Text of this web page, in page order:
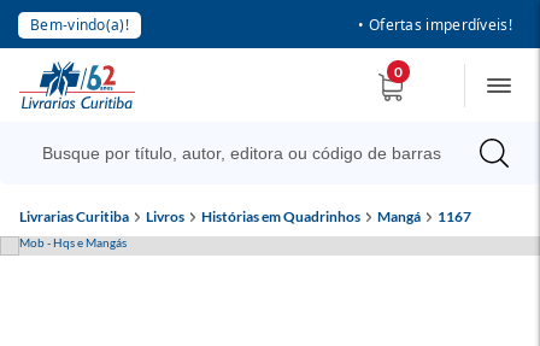
Bem-vindo(a)! • Ofertas imperdíveis!
0
Livrarias Curitiba Livros Histórias em Quadrinhos Mangá 1167